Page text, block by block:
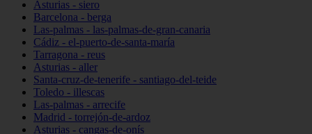
Asturias - siero
Barcelona - berga
Las-palmas - las-palmas-de-gran-canaria
Cádiz - el-puerto-de-santa-maría
Tarragona - reus
Asturias - aller
Santa-cruz-de-tenerife - santiago-del-teide
Toledo - illescas
Las-palmas - arrecife
Madrid - torrejón-de-ardoz
Asturias - cangas-de-onís